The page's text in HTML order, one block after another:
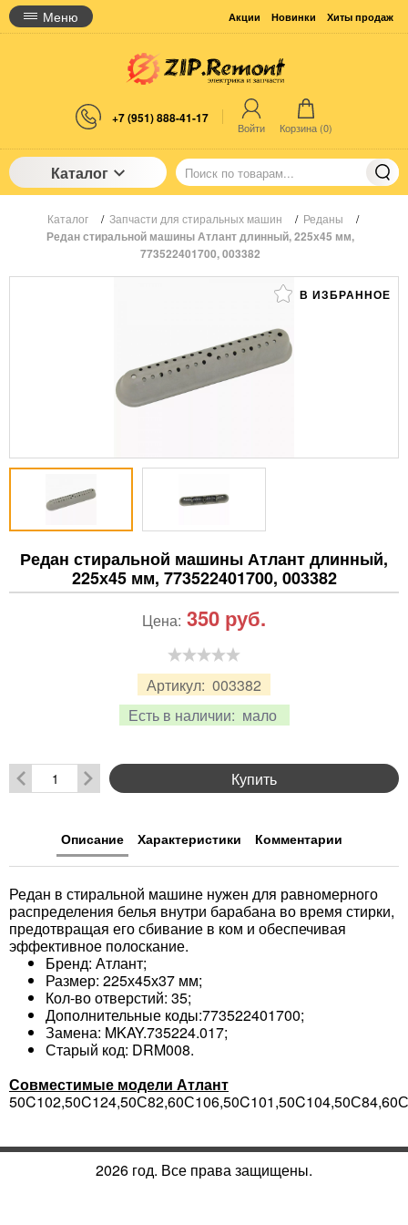
Меню Акции Новинки Хиты продаж
+7 (951) 888-41-17
Войти Корзина (0)
Каталог
Каталог / Запчасти для стиральных машин / Реданы /
Редан стиральной машины Атлант длинный, 225х45 мм,
773522401700, 003382
В ИЗБРАННОЕ
Редан стиральной машины Атлант длинный,
225х45 мм, 773522401700, 003382
Артикул: 003382
Есть в наличии: мало
Цена: 350 руб.
Купить
Описание Характеристики Комментарии
Редан в стиральной машине нужен для равномерного
распределения белья внутри барабана во время стирки,
предотвращая его сбивание в ком и обеспечивая
эффективное полоскание.
Бренд: Атлант;
Размер: 225х45х37 мм;
Кол-во отверстий: 35;
Дополнительные коды:773522401700;
Замена: MKAY.735224.017;
Старый код: DRM008.
Совместимые модели Атлант
2026 год. Все права защищены.